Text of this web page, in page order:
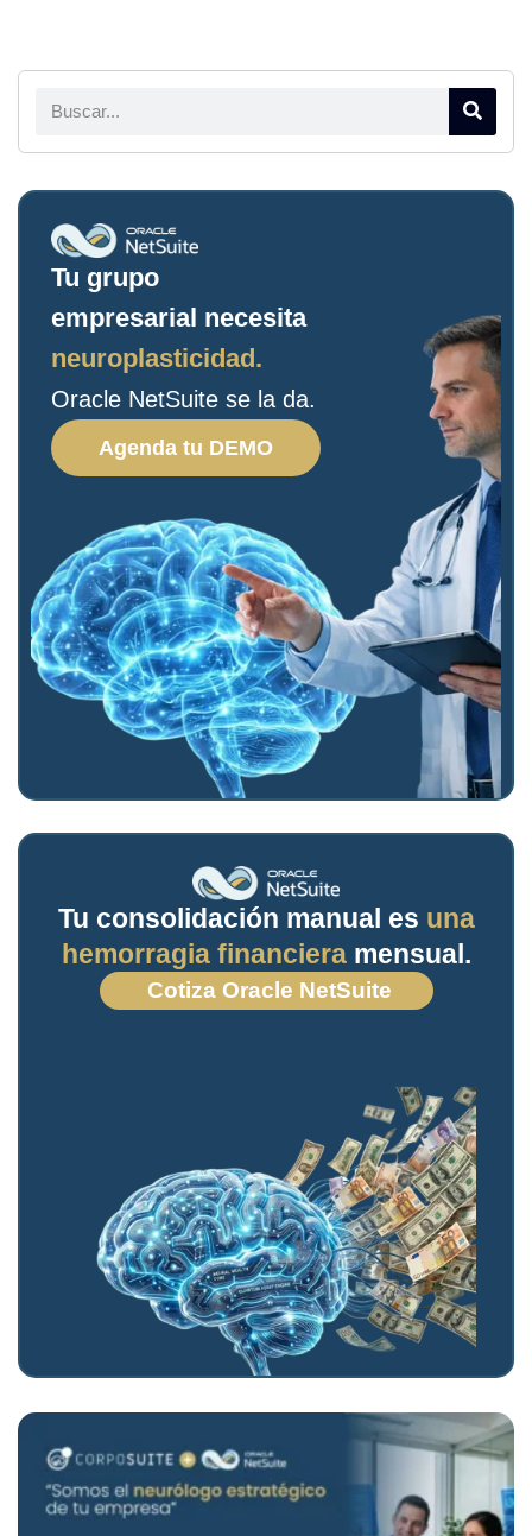
Tu grupo
empresarial necesita
neuroplasticidad.
Oracle NetSuite se la da.
Agenda tu DEMO
Tu consolidación manual es una
hemorragia financieramensual.
Cotiza Oracle NetSuite